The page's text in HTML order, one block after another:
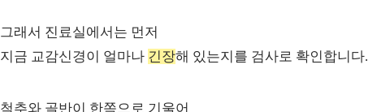
그래서 진료실에서는 먼저
지금 교감신경이 얼마나 긴장해 있는지를 검사로 확인합니다.
척추와 골반이 한쪽으로 기울어